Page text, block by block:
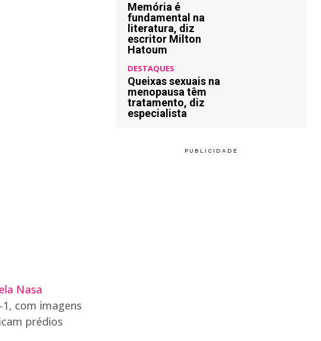
Nasa
com imagens
prédios
Memória é
fundamental na
literatura, diz
escritor Milton
Hatoum
DESTAQUES
Queixas sexuais na
menopausa têm
tratamento, diz
especialista